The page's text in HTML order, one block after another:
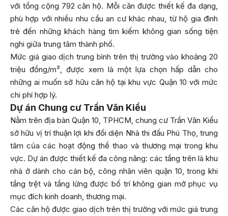
với tổng cộng 792 căn hộ. Mỗi căn được thiết kế đa dạng,
phù hợp với nhiều nhu cầu an cư khác nhau, từ hộ gia đình
trẻ đến những khách hàng tìm kiếm không gian sống tiện
nghi giữa trung tâm thành phố.
Mức giá giao dịch trung bình trên thị trường vào khoảng 20
triệu đồng/m², được xem là một lựa chọn hấp dẫn cho
những ai muốn sở hữu căn hộ tại khu vực Quận 10 với mức
chi phí hợp lý.
Dự án Chung cư Trần Văn Kiểu
Nằm trên địa bàn Quận 10, TPHCM, chung cư Trần Văn Kiểu
sở hữu vị trí thuận lợi khi đối diện Nhà thi đấu Phú Thọ, trung
tâm của các hoạt động thể thao và thương mại trong khu
vực. Dự án được thiết kế đa công năng: các tầng trên là khu
nhà ở dành cho cán bộ, công nhân viên quận 10, trong khi
tầng trệt và tầng lửng được bố trí không gian mở phục vụ
mục đích kinh doanh, thương mại.
Các căn hộ được giao dịch trên thị trường với mức giá trung